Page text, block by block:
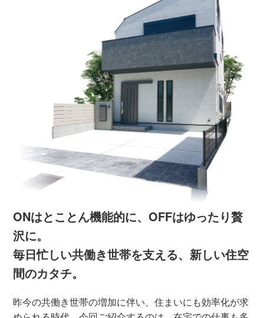
ONはとことん機能的に、OFFはゆったり贅
沢に。
毎日忙しい共働き世帯を支える、新しい住空
間のカタチ。
昨今の共働き世帯の増加に伴い、住まいにも効率化が求